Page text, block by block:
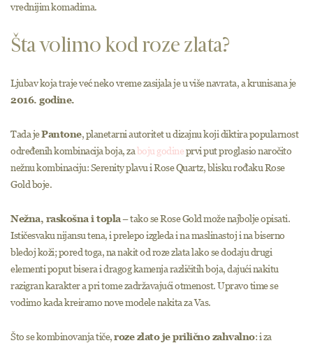
vrednijim komadima.
Šta volimo kod roze zlata?
Ljubav koja traje već neko vreme zasijala je u više navrata, a krunisana je
2016. godine.
Tada jePantone, planetarni autoritet u dizajnu koji diktira popularnost
određenih kombinacija boja, zaboju godineprvi put proglasio naročito
nežnu kombinaciju: Serenity plavu i Rose Quartz, blisku rođaku Rose
Gold boje.
Nežna, raskošna i topla– tako se Rose Gold može najbolje opisati.
Ističesvaku nijansu tena, i prelepo izgleda i na maslinastoj i na biserno
bledoj koži; pored toga, na nakit od roze zlata lako se dodaju drugi
elementi poput bisera i dragog kamenja različitih boja, dajući nakitu
razigran karakter a pri tome zadržavajući otmenost. Upravo time se
vodimo kada kreiramo nove modele nakita za Vas.
Što se kombinovanja tiče,roze zlato je prilično zahvalno: i za